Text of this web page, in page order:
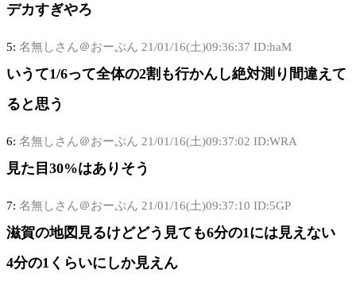
デカすぎやろ
5: 名無しさん＠おーぷん 21/01/16(土)09:36:37 ID:haM
いうて1/6って全体の2割も行かんし絶対測り間違えて
ると思う
6: 名無しさん＠おーぷん 21/01/16(土)09:37:02 ID:WRA
見た目30%はありそう
7: 名無しさん＠おーぷん 21/01/16(土)09:37:10 ID:5GP
滋賀の地図見るけどどう見ても6分の1には見えない
4分の1くらいにしか見えん